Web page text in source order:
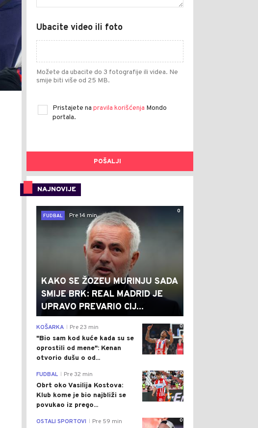
Ubacite video ili foto
Možete da ubacite do 3 fotografije ili videa. Ne
smije biti više od 25 MB.
Pristajete na pravila korišćenja Mondo
portala.
POŠALJI
NAJNOVIJE
0
FUDBAL
Pre 14 min
KAKO SE ŽOZEU MURINJU SADA
SMIJE BRK: REAL MADRID JE
UPRAVO PREVARIO CIJ...
0
KOŠARKA Pre 23 min
"Bio sam kod kuće kada su se
oprostili od mene": Kenan
otvorio dušu o od...
0
FUDBAL Pre 32 min
Obrt oko Vasilija Kostova:
Klub kome je bio najbliži se
povukao iz prego...
0
OSTALI SPORTOVI Pre 59 min